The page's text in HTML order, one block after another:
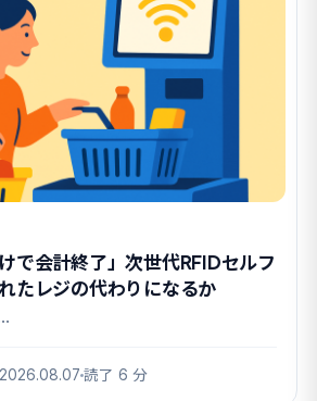
で会計終了」次世代RFIDセルフ
たレジの代わりになるか
2026.08.07 読了 6 分